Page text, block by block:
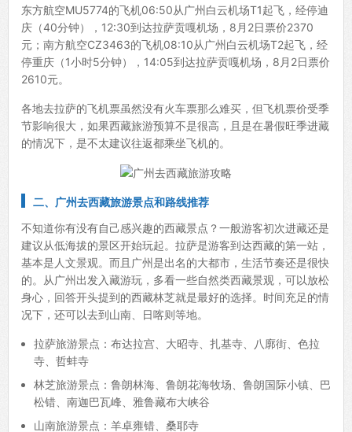
东方航空MU5774的飞机06:50从广州白云机场T1起飞，经停迪
庆（40分钟），12:30到达拉萨贡嘎机场，8月2日票价2370
元；南方航空CZ3463的飞机08:10从广州白云机场T2起飞，经
停重庆（1小时5分钟），14:05到达拉萨贡嘎机场，8月2日票价
2610元。
各地去拉萨的飞机票虽然没有火车票那么难买，但飞机票价受季
节影响很大，如果西藏旅游预算不是很高，且是在暑假旺季进藏
的情况下，是不太建议往返都乘坐飞机的。
二、广州去西藏旅游景点和路线推荐
不知道你有没有自己感兴趣的西藏景点？一般游客初次进藏还是
建议从低海拔的景区开始玩起。拉萨是游客到达西藏的第一站，
基本是人文景观。而且广州是出名的大都市，生活节奏还是很快
的。从广州出发入藏游玩，多看一些自然类西藏景观，可以放松
身心，回答开头提到的西藏林芝就是最好的选择。时间充足的情
况下，还可以去到山南、日喀则等地。
拉萨旅游景点：布达拉宫、大昭寺、扎基寺、八廓街、色拉
寺、哲蚌寺
林芝旅游景点：鲁朗林海、鲁朗花海牧场、鲁朗国际小镇、巴
松错、南迦巴瓦峰、雅鲁藏布大峡谷
山南旅游景点：羊卓雍错、桑耶寺